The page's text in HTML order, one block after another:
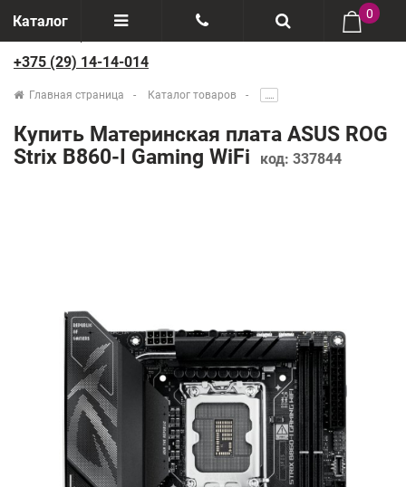
Каталог
Отзывы
Производители
+375(29) 888-44-44
0
+375 (29) 14-14-014
Главная страница Каталог товаров .....
Купить Материнская плата ASUS ROG
Strix B860-I Gaming WiFi
код: 337844